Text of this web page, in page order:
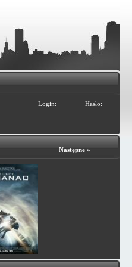
Login:
Hasło:
Następne »